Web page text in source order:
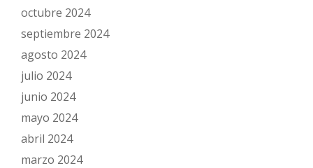
octubre 2024
septiembre 2024
agosto 2024
julio 2024
junio 2024
mayo 2024
abril 2024
marzo 2024